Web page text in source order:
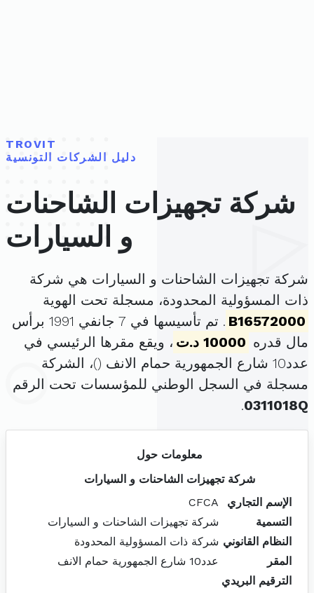
TROVIT
دليل الشركات التونسية
شركة تجهيزات الشاحنات
و السيارات
شركة تجهيزات الشاحنات و السيارات هي شركة
ذات المسؤولية المحدودة، مسجلة تحت الهوية
B16572000
. تم تأسيسها في 7 جانفي 1991 برأس
مال قدره 10000 د.ت
، ويقع مقرها الرئيسي في
عدد10 شارع الجمهورية حمام الانف (
)، الشركة
مسجلة في السجل الوطني للمؤسسات تحت الرقم
0311018Q
.
معلومات حول
شركة تجهيزات الشاحنات و السيارات
الإسم التجاري
CFCA
التسمية
شركة تجهيزات الشاحنات و السيارات
النظام القانوني شركة ذات المسؤولية المحدودة
المقر
عدد10 شارع الجمهورية حمام الانف
الترقيم البريدي